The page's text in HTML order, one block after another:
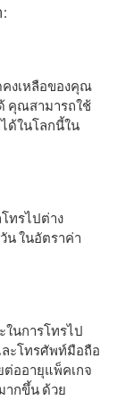
คงเหลือของคุณ
คุณสามารถใช้
ด้ในโลกนี้ใน
ทรไปต่าง
น ในอัตราค่า
นการโทรไป
ะโทรศัพท์มือถือ
ออายุแพ็คเกจ
กขึ้น ด้วย